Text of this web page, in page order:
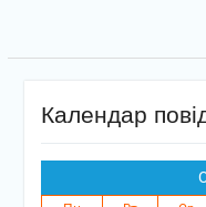
Календар